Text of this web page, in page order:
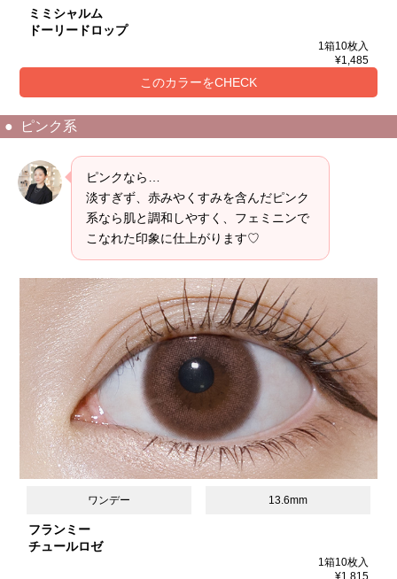
ミミシャルム
ドーリードロップ
1箱10枚入
¥1,485
このカラーをCHECK
ピンク系
ピンクなら…
淡すぎず、赤みやくすみを含んだピンク
系なら肌と調和しやすく、フェミニンで
こなれた印象に仕上がります♡
ワンデー 13.6mm
フランミー
チュールロゼ
1箱10枚入
¥1,815